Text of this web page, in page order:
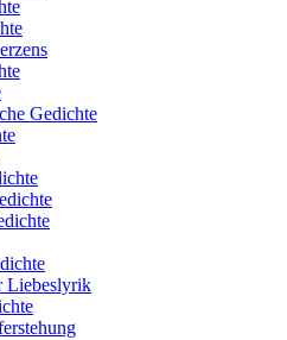
Gedichte
Liebeslyrik